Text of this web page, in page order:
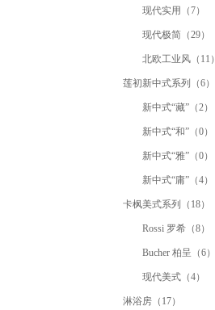
现代实用（7）
现代极简（29）
北欧工业风（11）
莲初新中式系列（6）
新中式“藏”（2）
新中式“和”（0）
新中式“雅”（0）
新中式“庸”（4）
卡枫美式系列（18）
Rossi 罗希（8）
Bucher 柏呈（6）
现代美式（4）
淋浴房（17）